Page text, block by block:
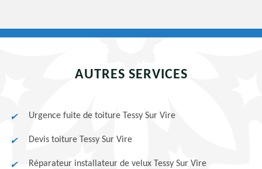
AUTRES SERVICES
Urgence fuite de toiture Tessy Sur Vire
Devis toiture Tessy Sur Vire
Réparateur installateur de velux Tessy Sur Vire